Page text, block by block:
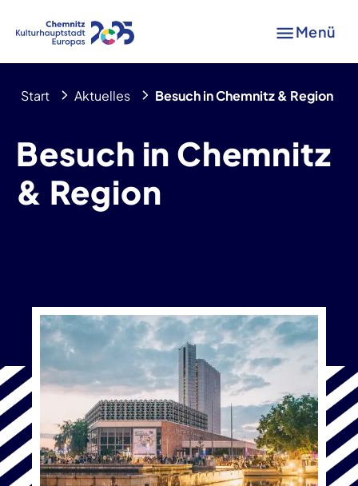
Menü
Start Aktuelles Besuch in Chemnitz & Region
Besuch in Chemnitz
& Region